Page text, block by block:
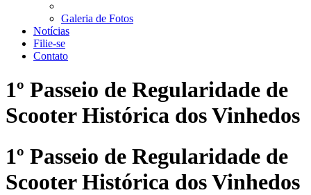
Galeria de Fotos
Notícias
Filie-se
Contato
1º Passeio de Regularidade de
Scooter Histórica dos Vinhedos
1º Passeio de Regularidade de
Scooter Histórica dos Vinhedos